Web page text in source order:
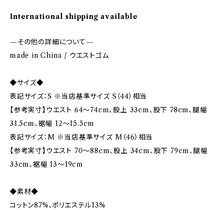
International shipping available
—その他の詳細について—
made in China / ウエストゴム
◆サイズ◆
表記サイズ：S ※当店基準サイズ S（44）相当
【参考実寸】ウエスト 64〜74cm、股上 33cm、股下 78cm、腿幅
31.5cm、裾幅 12〜15.5cm
表記サイズ：M ※当店基準サイズ M（46）相当
【参考実寸】ウエスト 70〜88cm、股上 34cm、股下 79cm、腿幅
33cm、裾幅 13〜19cm
◆素材◆
コットン87%、ポリエステル13%